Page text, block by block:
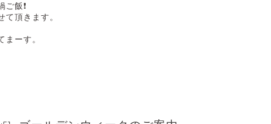
飯❗️
て頂きます。
まーす。